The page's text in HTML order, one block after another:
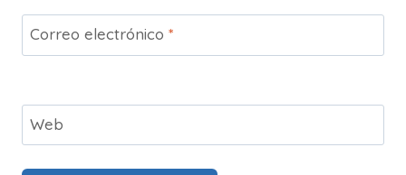
Correo electrónico *
Web